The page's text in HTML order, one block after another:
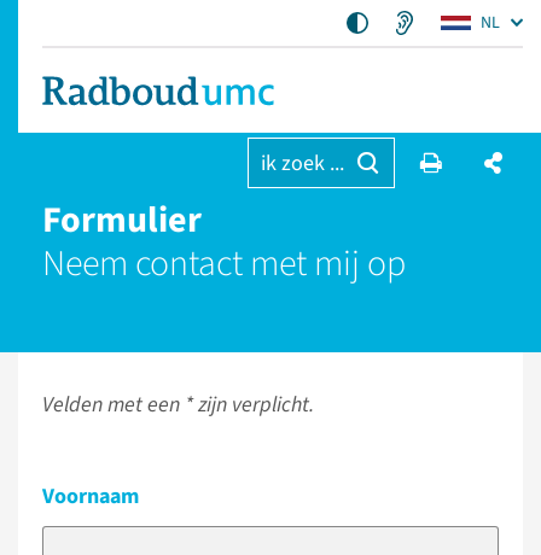
NL
ik zoek ...
Formulier
Neem contact met mij op
Velden met een * zijn verplicht.
Voornaam